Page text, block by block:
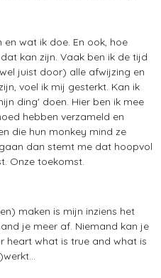
en wat ik doe. En ook, hoe
kan zijn. Vaak ben ik de tijd
juist door) alle afwijzing en
voel ik mij gesterkt. Kan ik
ding' doen. Hier ben ik mee
hebben verzameld en
die hun monkey mind ze
dan stemt me dat hoopvol
Onze toekomst.
maken is mijn inziens het
je meer af. Niemand kan je
heart what is true and what is